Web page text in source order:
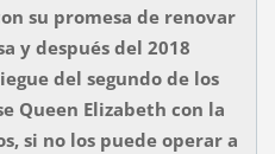
su promesa de renovar
y después del 2018
del segundo de los
Queen Elizabeth con la
si no los puede operar a